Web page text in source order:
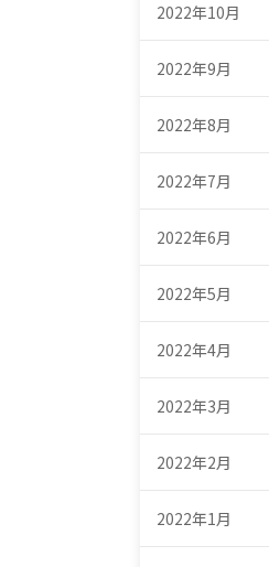
2022年10月
2022年9月
2022年8月
2022年7月
2022年6月
2022年5月
2022年4月
2022年3月
2022年2月
2022年1月